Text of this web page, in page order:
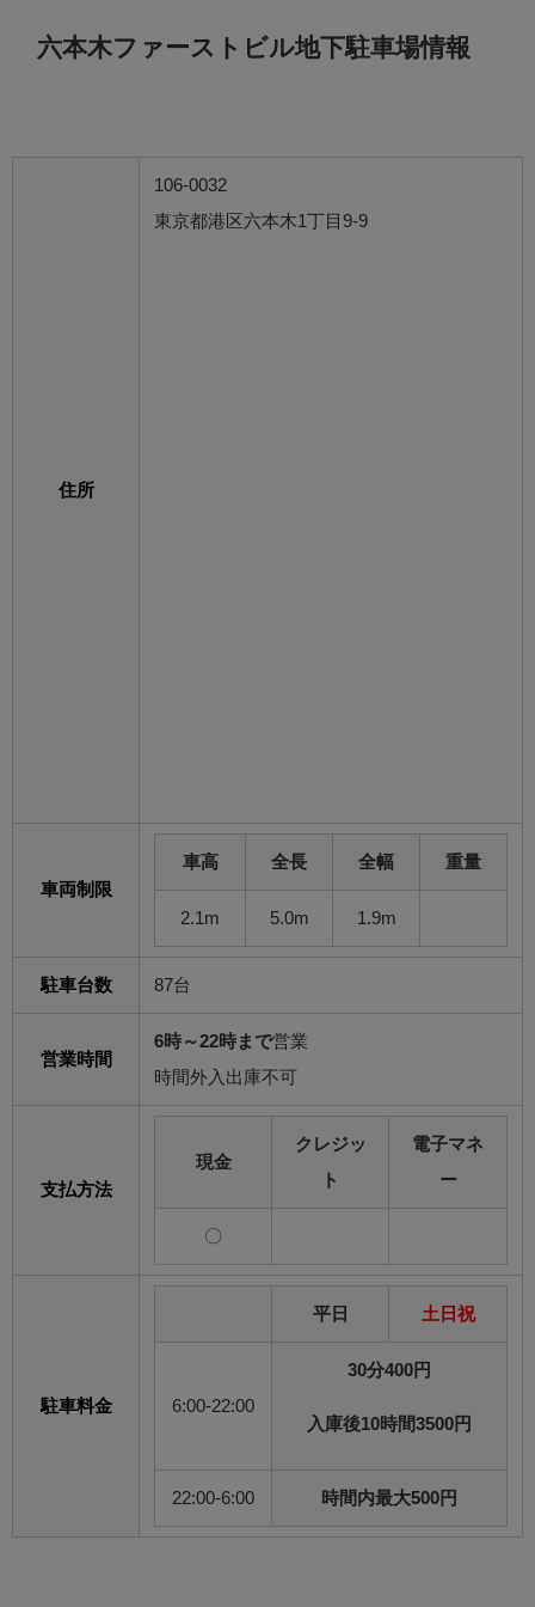
六本木ファーストビル地下駐車場情報
住所
106-0032
東京都港区六本木1丁目9-9
車両制限
車高 全長 全幅 重量
2.1m 5.0m 1.9m
駐車台数 87台
営業時間
6時～22時まで営業
時間外入出庫不可
支払方法
現金
クレジッ
ト
電子マネ
ー
〇
駐車料金
平日 土日祝
6:00-22:00
30分400円
入庫後10時間3500円
22:00-6:00 時間内最大500円